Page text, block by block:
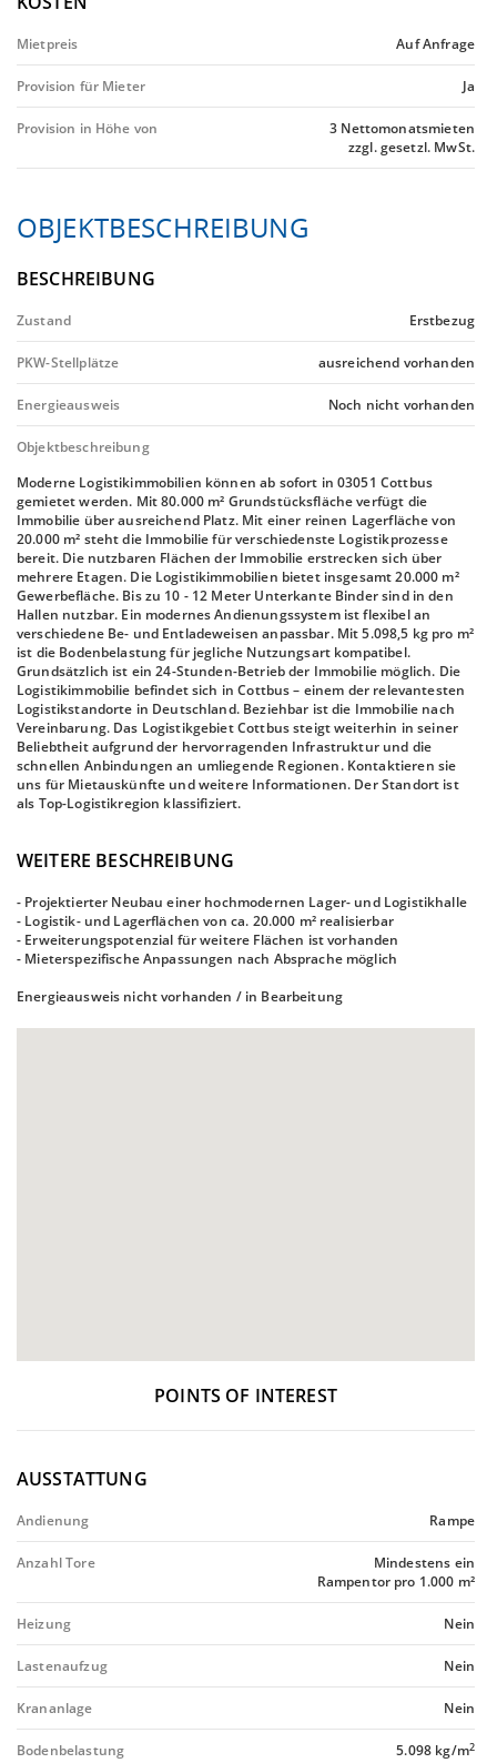
Mietpreis Auf Anfrage
Provision für Mieter Ja
Provision in Höhe von
3 Nettomonatsmieten
zzgl. gesetzl. MwSt.
OBJEKTBESCHREIBUNG
BESCHREIBUNG
Zustand Erstbezug
PKW-Stellplätze ausreichend vorhanden
Energieausweis Noch nicht vorhanden
Objektbeschreibung
Moderne Logistikimmobilien können ab sofort in 03051 Cottbus
gemietet werden. Mit 80.000 m² Grundstücksfläche verfügt die
Immobilie über ausreichend Platz. Mit einer reinen Lagerfläche von
20.000 m² steht die Immobilie für verschiedenste Logistikprozesse
bereit. Die nutzbaren Flächen der Immobilie erstrecken sich über
mehrere Etagen. Die Logistikimmobilien bietet insgesamt 20.000 m²
Gewerbefläche. Bis zu 10 - 12 Meter Unterkante Binder sind in den
Hallen nutzbar. Ein modernes Andienungssystem ist flexibel an
verschiedene Be- und Entladeweisen anpassbar. Mit 5.098,5 kg pro m²
ist die Bodenbelastung für jegliche Nutzungsart kompatibel.
Grundsätzlich ist ein 24-Stunden-Betrieb der Immobilie möglich. Die
Logistikimmobilie befindet sich in Cottbus – einem der relevantesten
Logistikstandorte in Deutschland. Beziehbar ist die Immobilie nach
Vereinbarung. Das Logistikgebiet Cottbus steigt weiterhin in seiner
Beliebtheit aufgrund der hervorragenden Infrastruktur und die
schnellen Anbindungen an umliegende Regionen. Kontaktieren sie
uns für Mietauskünfte und weitere Informationen. Der Standort ist
als Top-Logistikregion klassifiziert.
WEITERE BESCHREIBUNG
- Projektierter Neubau einer hochmodernen Lager- und Logistikhalle
- Logistik- und Lagerflächen von ca. 20.000 m² realisierbar
- Erweiterungspotenzial für weitere Flächen ist vorhanden
- Mieterspezifische Anpassungen nach Absprache möglich
Energieausweis nicht vorhanden / in Bearbeitung
POINTS OF INTEREST
AUSSTATTUNG
Andienung Rampe
Anzahl Tore
Mindestens ein
Rampentor pro 1.000 m²
Heizung Nein
Lastenaufzug Nein
Krananlage Nein
Bodenbelastung 5.098 kg/m2